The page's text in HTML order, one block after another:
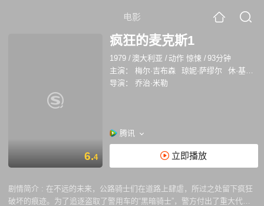
电影
6.4
疯狂的麦克斯1
1979 / 澳大利亚 / 动作 惊悚 /93分钟
主演：
梅尔·吉布森 琼妮·萨缪尔
休·基斯-拜恩
导演：
乔治·米勒
腾讯
立即播放
剧情简介 : 在不远的未来，公路骑士们在道路上肆虐，所过之处留下疯狂
破坏的痕迹。为了追逐盗取了警用车的“黑暗骑士”，警方付出了重大代